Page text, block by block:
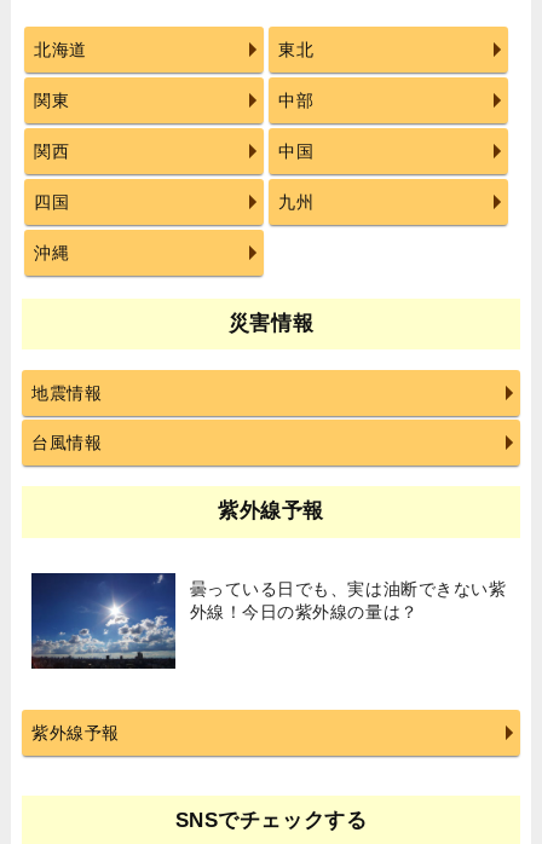
北海道 東北
関東 中部
関西 中国
四国 九州
沖縄
災害情報
地震情報
台風情報
紫外線予報
曇っている日でも、実は油断できない紫
外線！今日の紫外線の量は？
紫外線予報
SNSでチェックする